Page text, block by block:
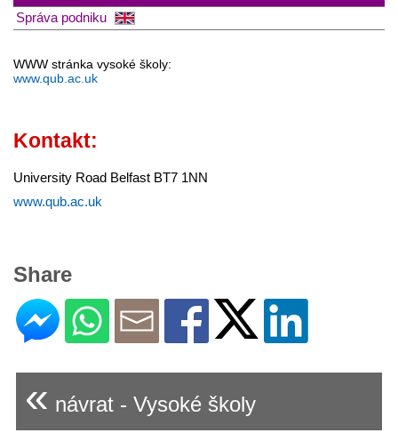
Správa podniku
WWW stránka vysoké školy:
www.qub.ac.uk
Kontakt:
University Road Belfast BT7 1NN
www.qub.ac.uk
Share
« návrat - Vysoké školy